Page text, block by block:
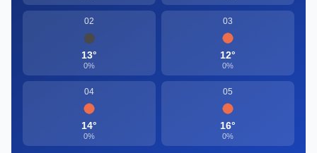
02
13°
0%
03
12°
0%
04
14°
0%
05
16°
0%